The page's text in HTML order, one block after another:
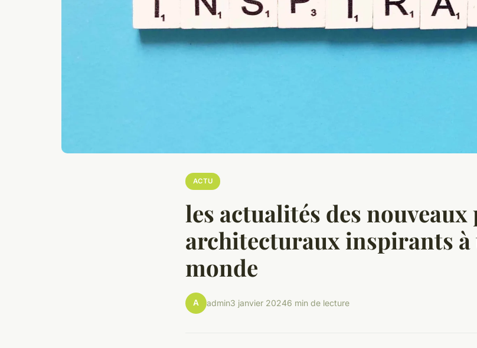
ACTU
les actualités des
architecturaux inspirants à
monde
A admin3 janvier 20246 min de lecture